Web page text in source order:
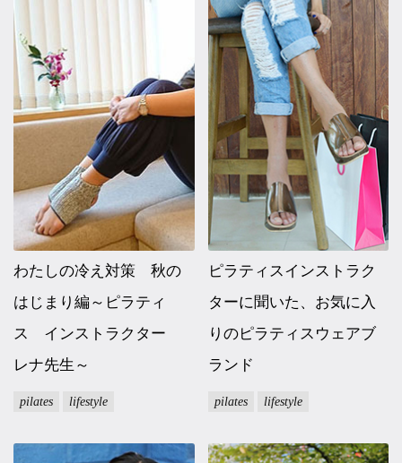
わたしの冷え対策 秋の
はじまり編～ピラティ
ス インストラクター
レナ先生～
pilates lifestyle
ピラティスインストラク
ターに聞いた、お気に入
りのピラティスウェアブ
ランド
pilates lifestyle